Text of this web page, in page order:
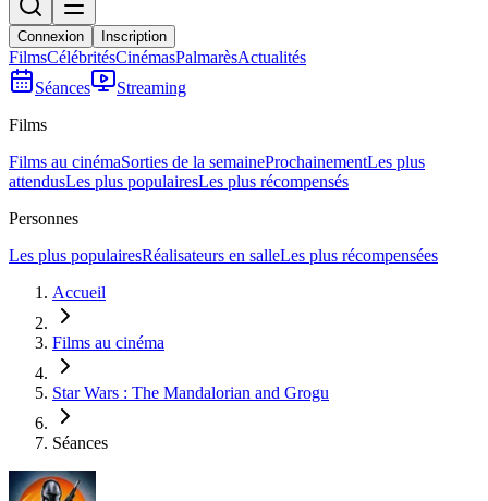
Connexion Inscription
FilmsCélébritésCinémasPalmarèsActualités
Séances
Streaming
Films
Films au cinémaSorties de la semaineProchainementLes plus
attendusLes plus populairesLes plus récompensés
Personnes
Les plus populairesRéalisateurs en salleLes plus récompensées
Accueil
Films au cinéma
Star Wars : The Mandalorian and Grogu
Séances